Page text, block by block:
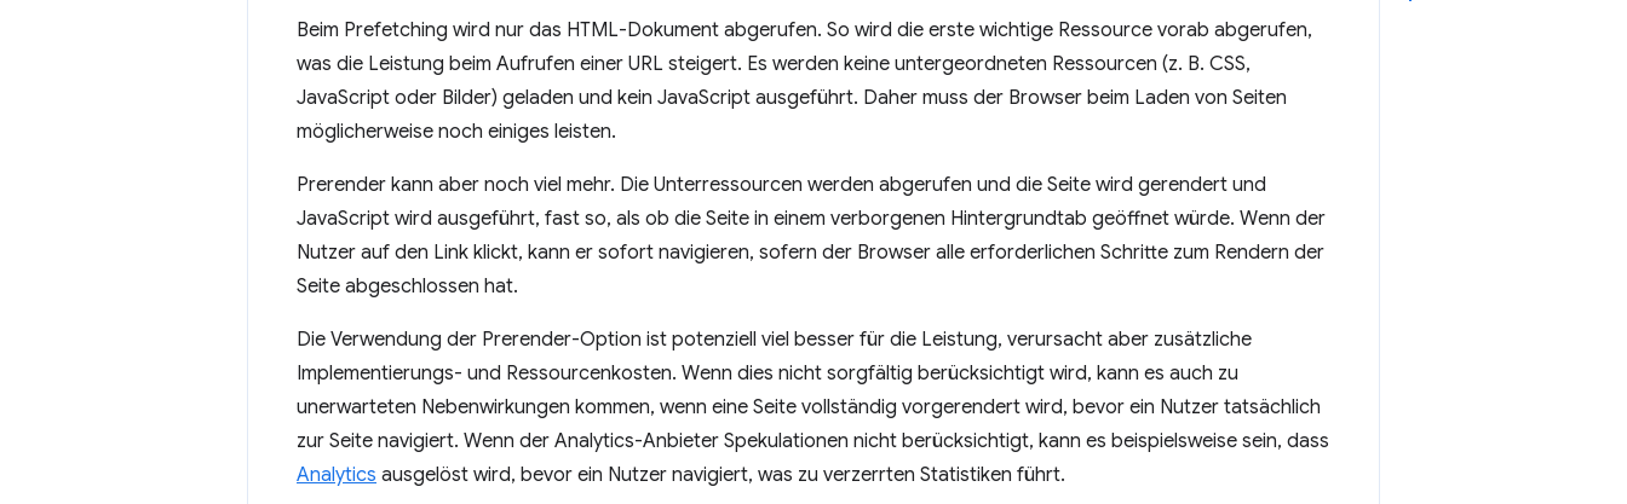
Beim Prefetching wird nur das HTML-Dokument abgerufen. So wird die erste wichtige Ressource vorab abgerufen,
was die Leistung beim Aufrufen einer URL steigert. Es werden keine untergeordneten Ressourcen (z. B. CSS,
JavaScript oder Bilder) geladen und kein JavaScript ausgeführt. Daher muss der Browser beim Laden von Seiten
möglicherweise noch einiges leisten.
Prerender kann aber noch viel mehr. Die Unterressourcen werden abgerufen und die Seite wird gerendert und
JavaScript wird ausgeführt, fast so, als ob die Seite in einem verborgenen Hintergrundtab geöffnet würde. Wenn der
Nutzer auf den Link klickt, kann er sofort navigieren, sofern der Browser alle erforderlichen Schritte zum Rendern der
Seite abgeschlossen hat.
Die Verwendung der Prerender-Option ist potenziell viel besser für die Leistung, verursacht aber zusätzliche
Implementierungs- und Ressourcenkosten. Wenn dies nicht sorgfältig berücksichtigt wird, kann es auch zu
unerwarteten Nebenwirkungen kommen, wenn eine Seite vollständig vorgerendert wird, bevor ein Nutzer tatsächlich
zur Seite navigiert. Wenn der Analytics-Anbieter Spekulationen nicht berücksichtigt, kann es beispielsweise sein, dass
Analytics ausgelöst wird, bevor ein Nutzer navigiert, was zu verzerrten Statistiken führt.